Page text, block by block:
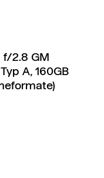
f/2.8 GM
A, 160GB